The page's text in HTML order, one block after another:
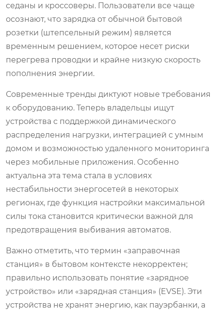
седаны и кроссоверы. Пользователи все чаще
осознают, что зарядка от обычной бытовой
розетки (штепсельный режим) является
временным решением, которое несет риски
перегрева проводки и крайне низкую скорость
пополнения энергии.
Современные тренды диктуют новые требования
к оборудованию. Теперь владельцы ищут
устройства с поддержкой динамического
распределения нагрузки, интеграцией с умным
домом и возможностью удаленного мониторинга
через мобильные приложения. Особенно
актуальна эта тема стала в условиях
нестабильности энергосетей в некоторых
регионах, где функция настройки максимальной
силы тока становится критически важной для
предотвращения выбивания автоматов.
Важно отметить, что термин «заправочная
станция» в бытовом контексте некорректен;
правильно использовать понятие «зарядное
устройство» или «зарядная станция» (EVSE). Эти
устройства не хранят энергию, как пауэрбанки, а